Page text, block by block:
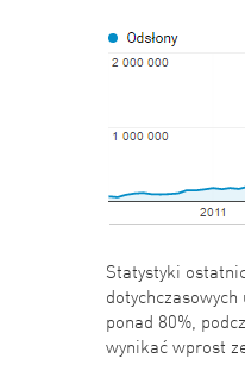
Statystyki
ponad 80%,
wynikać wprost